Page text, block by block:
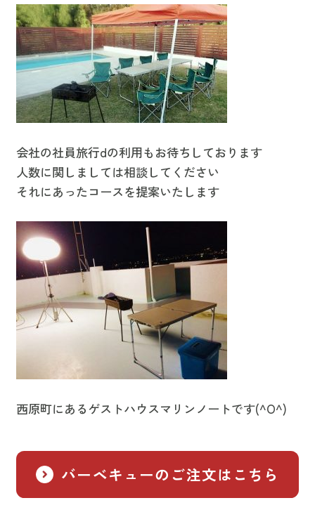
会社の社員旅行dの利用もお待ちしております
人数に関しましては相談してください
それにあったコースを提案いたします
西原町にあるゲストハウスマリンノートです(^O^)
バーベキューのご注文はこちら